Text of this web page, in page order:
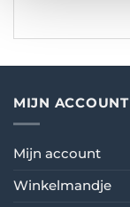
MIJN ACCOUNT
Mijn account
Winkelmandje